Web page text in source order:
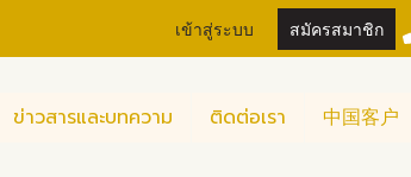
เข้าสู่ระบบ สมัครสมาชิก
ข่าวสารและบทความ ติดต่อเรา 中国客户